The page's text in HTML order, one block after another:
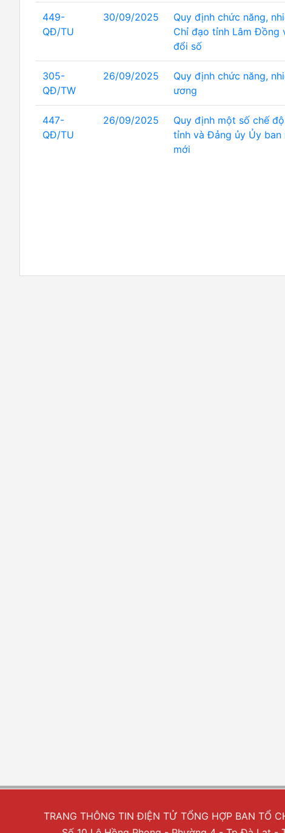
449-
QĐ/TU
30/09/2025
Quy định chức năng,
Chỉ đạo tỉnh Lâm Đồng
đổi số
305-
QĐ/TW
26/09/2025
Quy định chức năng,
ương
447-
QĐ/TU
26/09/2025
Quy định một số chế
tỉnh và Đảng ủy Ủy ban
mới
TRANG THÔNG TIN ĐIỆN TỬ TỔNG HỢP BAN TỔ